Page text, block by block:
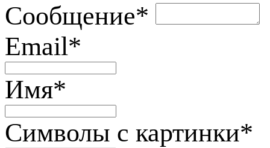
Сообщение*
Email*
Имя*
Символы с картинки*